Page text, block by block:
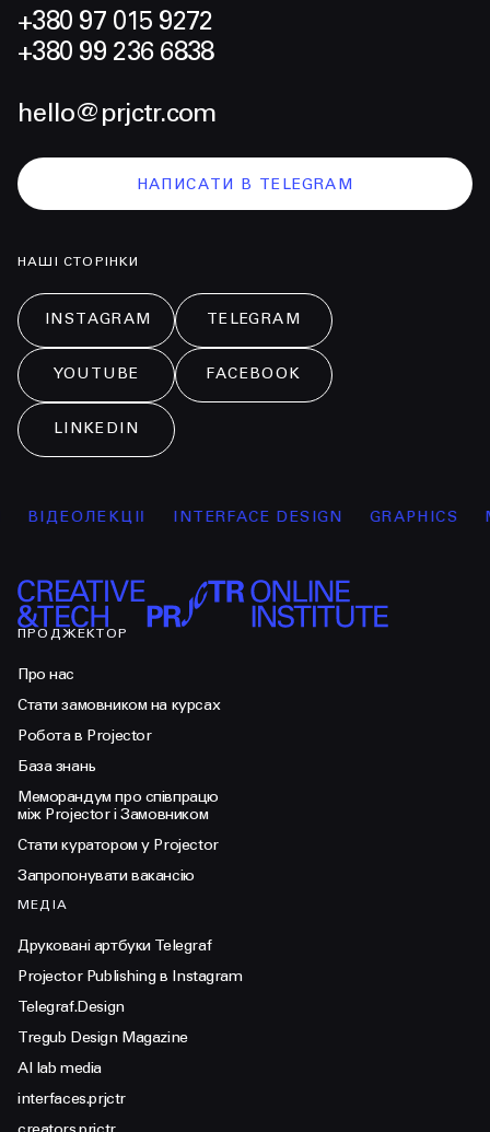
+380 97 015 9272
+380 99 236 6838
hello@prjctr.com
НАПИСАТИ В TELEGRAM
НАШІ СТОРІНКИ
INSTAGRAM TELEGRAM
YOUTUBE FACEBOOK
LINKEDIN
INTERFACE DESIGN GRAPHICS
ПРОДЖЕКТОР
Про нас
Стати замовником на курсах
Робота в Projector
База знань
Меморандум про співпрацю
між Projector і Замовником
Стати куратором у Projector
Запропонувати вакансію
МЕДІА
Друковані артбуки Telegraf
Projector Publishing в Instagram
Telegraf.Design
Tregub Design Magazine
AI lab media
interfaces.prjctr